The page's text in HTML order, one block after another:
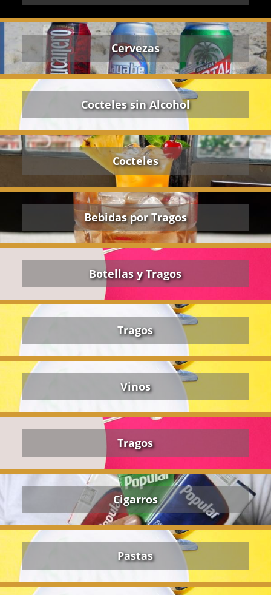
Cervezas
Cocteles sin Alcohol
Cocteles
Bebidas por Tragos
Botellas y Tragos
Tragos
Vinos
Tragos
Cigarros
Pastas